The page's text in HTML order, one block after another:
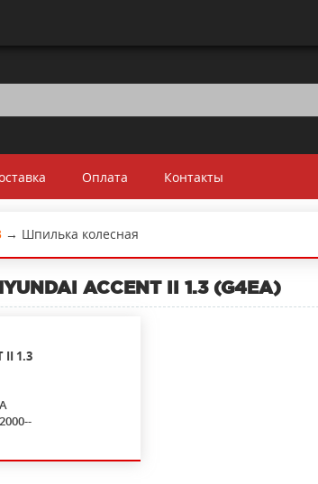
Оплата Контакты
→ Шпилька колесная
ACCENT II 1.3 (G4EA)
II 1.3
2000--